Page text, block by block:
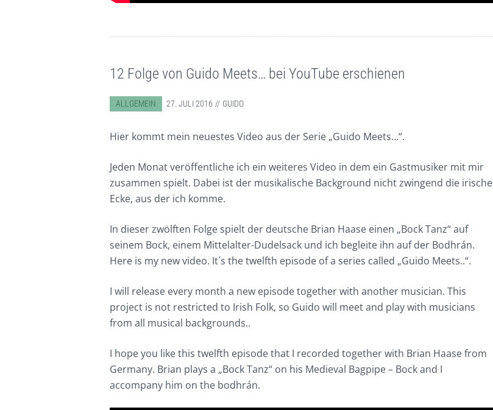
12 Folge von Guido Meets… bei YouTube erschienen
ABGELEGT IN:
ALLGEMEIN 27. JULI 2016 GUIDO
Hier kommt mein neuestes Video aus der Serie „Guido Meets…“.
Jeden Monat veröffentliche ich ein weiteres Video in dem ein Gastmusiker mit mir
zusammen spielt. Dabei ist der musikalische Background nicht zwingend die irische
Ecke, aus der ich komme.
In dieser zwölften Folge spielt der deutsche Brian Haase einen „Bock Tanz“ auf
seinem Bock, einem Mittelalter-Dudelsack und ich begleite ihn auf der Bodhrán.
Here is my new video. It´s the twelfth episode of a series called „Guido Meets..“.
I will release every month a new episode together with another musician. This
project is not restricted to Irish Folk, so Guido will meet and play with musicians
from all musical backgrounds..
I hope you like this twelfth episode that I recorded together with Brian Haase from
Germany. Brian plays a „Bock Tanz“ on his Medieval Bagpipe – Bock and I
accompany him on the bodhrán.